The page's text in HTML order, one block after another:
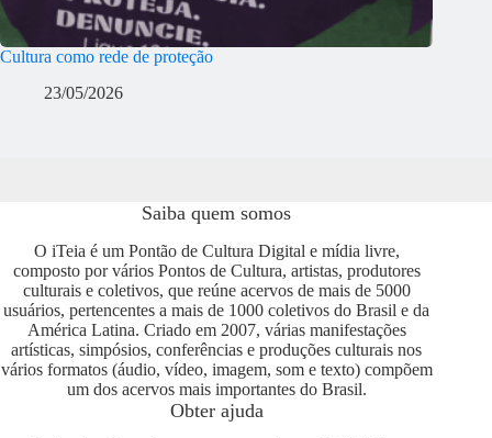
Cultura como rede de proteção
23/05/2026
Saiba quem somos
O iTeia é um Pontão de Cultura Digital e mídia livre,
composto por vários Pontos de Cultura, artistas, produtores
culturais e coletivos, que reúne acervos de mais de 5000
usuários, pertencentes a mais de 1000 coletivos do Brasil e da
América Latina. Criado em 2007, várias manifestações
artísticas, simpósios, conferências e produções culturais nos
vários formatos (áudio, vídeo, imagem, som e texto) compõem
um dos acervos mais importantes do Brasil.
Obter ajuda